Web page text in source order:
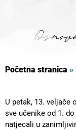
Početna stranica »
U petak, 13. veljače
sve učenike od 1.
natjecali u